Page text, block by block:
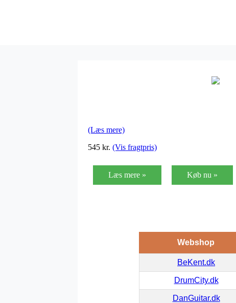
(Læs mere)
545 kr. (Vis fragtpris)
Læs mere » Køb nu »
Webshop
BeKent.dk
DrumCity.dk
DanGuitar.dk